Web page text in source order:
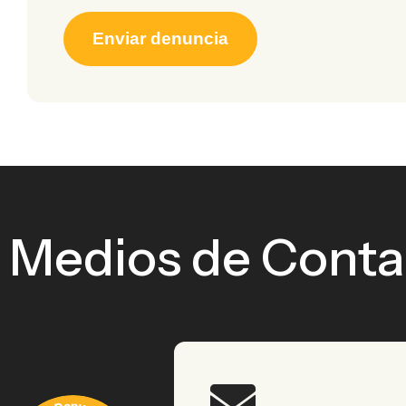
Medios de